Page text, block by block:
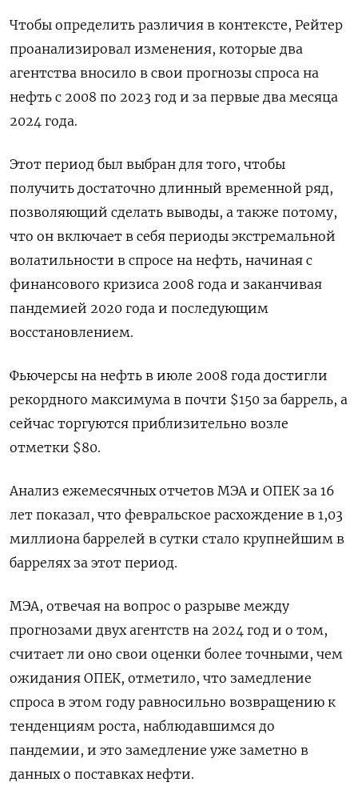
Чтобы определить различия в контексте, Рейтер
проанализировал изменения, которые два
агентства вносило в свои прогнозы спроса на
нефть с 2008 по 2023 год и за первые два месяца
2024 года.
Этот период был выбран для того, чтобы
получить достаточно длинный временной ряд,
позволяющий сделать выводы, а также потому,
что он включает в себя периоды экстремальной
волатильности в спросе на нефть, начиная с
финансового кризиса 2008 года и заканчивая
пандемией 2020 года и последующим
восстановлением.
Фьючерсы на нефть в июле 2008 года достигли
рекордного максимума в почти $150 за баррель, а
сейчас торгуются приблизительно возле
отметки $80.
Анализ ежемесячных отчетов МЭА и ОПЕК за 16
лет показал, что февральское расхождение в 1,03
миллиона баррелей в сутки стало крупнейшим в
баррелях за этот период.
МЭА, отвечая на вопрос о разрыве между
прогнозами двух агентств на 2024 год и о том,
считает ли оно свои оценки более точными, чем
ожидания ОПЕК, отметило, что замедление
спроса в этом году равносильно возвращению к
тенденциям роста, наблюдавшимся до
пандемии, и это замедление уже заметно в
данных о поставках нефти.